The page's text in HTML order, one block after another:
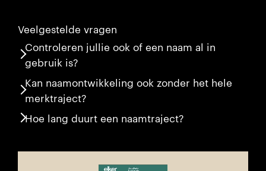
Veelgestelde vragen
Controleren jullie ook of een naam al in
gebruik is?
Kan naamontwikkeling ook zonder het hele
merktraject?
Hoe lang duurt een naamtraject?